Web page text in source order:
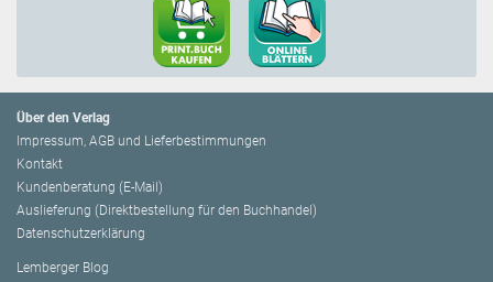
Über den Verlag
Impressum, AGB und Lieferbestimmungen
Kontakt
Kundenberatung (E-Mail)
Auslieferung (Direktbestellung für den Buchhandel)
Datenschutzerklärung
Lemberger Blog